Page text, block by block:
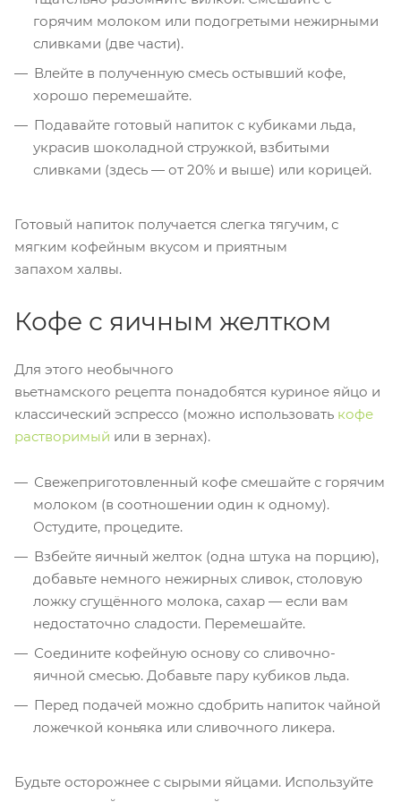
горячим молоком или подогретыми нежирными
сливками (две части).
Влейте в полученную смесь остывший кофе,
хорошо перемешайте.
Подавайте готовый напиток с кубиками льда,
украсив шоколадной стружкой, взбитыми
сливками (здесь — от 20% и выше) или корицей.
Готовый напиток получается слегка тягучим, с
мягким кофейным вкусом и приятным
запахом халвы.
Кофе с яичным желтком
Для этого необычного
вьетнамского рецепта понадобятся куриное яйцо и
классический эспрессо (можно использовать кофе
растворимый или в зернах).
Свежеприготовленный кофе смешайте с горячим
молоком (в соотношении один к одному).
Остудите, процедите.
Взбейте яичный желток (одна штука на порцию),
добавьте немного нежирных сливок, столовую
ложку сгущённого молока, сахар — если вам
недостаточно сладости. Перемешайте.
Соедините кофейную основу со сливочно-
яичной смесью. Добавьте пару кубиков льда.
Перед подачей можно сдобрить напиток чайной
ложечкой коньяка или сливочного ликера.
Будьте осторожнее с сырыми яйцами. Используйте